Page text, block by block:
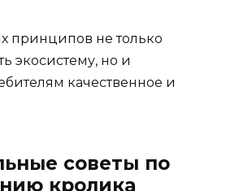
принципов не только
экосистему, но и
качественное и
советы по
кролика